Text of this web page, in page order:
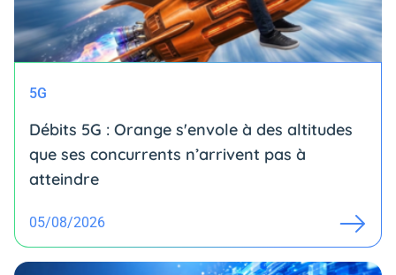
5G
Débits 5G : Orange s'envole à des altitudes
que ses concurrents n’arrivent pas à
atteindre
05/08/2026